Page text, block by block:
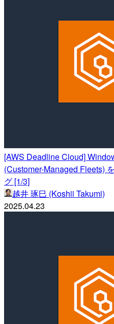
[AWS Deadline Cloud]
(Customer-Managed Fleets)
グ [1/3]
越井 琢巳 (Koshii Takumi)
2025.04.23